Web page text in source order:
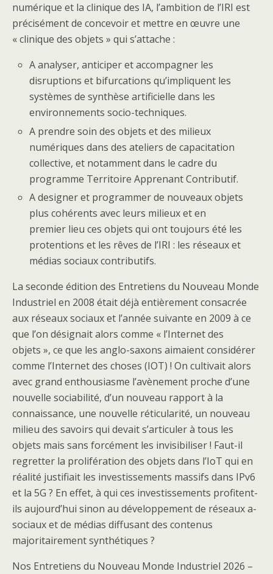
numérique et la clinique des IA, l’ambition de l’IRI est
précisément de concevoir et mettre en œuvre une
« clinique des objets » qui s’attache :
A analyser, anticiper et accompagner les
disruptions et bifurcations qu’impliquent les
systèmes de synthèse artificielle dans les
environnements socio-techniques.
A prendre soin des objets et des milieux
numériques dans des ateliers de capacitation
collective, et notamment dans le cadre du
programme Territoire Apprenant Contributif.
A designer et programmer de nouveaux objets
plus cohérents avec leurs milieux et en
premier lieu ces objets qui ont toujours été les
protentions et les rêves de l’IRI : les réseaux et
médias sociaux contributifs.
La seconde édition des Entretiens du Nouveau Monde
Industriel en 2008 était déjà entièrement consacrée
aux réseaux sociaux et l’année suivante en 2009 à ce
que l’on désignait alors comme « l’Internet des
objets », ce que les anglo-saxons aimaient considérer
comme l’Internet des choses (IOT) ! On cultivait alors
avec grand enthousiasme l’avènement proche d’une
nouvelle sociabilité, d’un nouveau rapport à la
connaissance, une nouvelle réticularité, un nouveau
milieu des savoirs qui devait s’articuler à tous les
objets mais sans forcément les invisibiliser ! Faut-il
regretter la prolifération des objets dans l’IoT qui en
réalité justifiait les investissements massifs dans IPv6
et la 5G ? En effet, à qui ces investissements profitent-
ils aujourd’hui sinon au développement de réseaux a-
sociaux et de médias diffusant des contenus
majoritairement synthétiques ?
Nos Entretiens du Nouveau Monde Industriel 2026 –